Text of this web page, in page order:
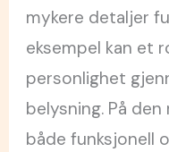
mykere detaljer
eksempel kan et
personlighet
belysning. På
både funksjonell